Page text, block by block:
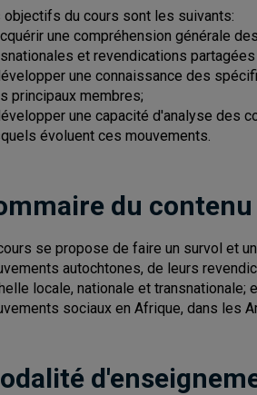
objectifs du cours sont les suivants:
une compréhension générale
et revendications
une connaissance des
principaux membres;
une capacité d'analyse des
évoluent ces mouvements.
du contenu
se propose de faire un survol et
autochtones, de leurs
locale, nationale et
sociaux en Afrique, dans les